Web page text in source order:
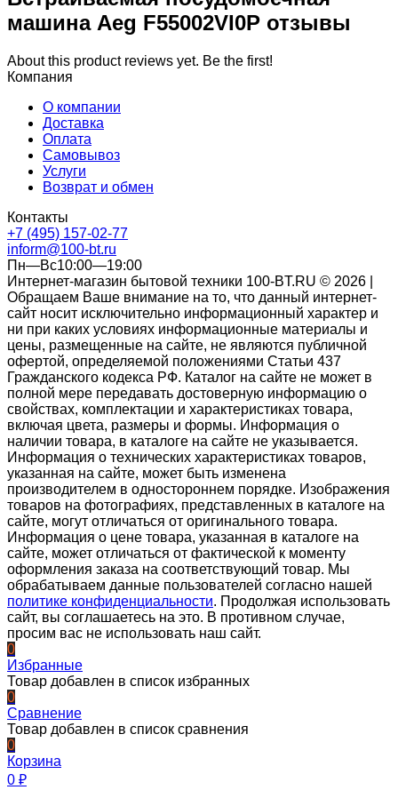
машина Aeg F55002VI0P отзывы
About this product reviews yet. Be the first!
Компания
О компании
Доставка
Оплата
Самовывоз
Услуги
Возврат и обмен
Контакты
+7 (495) 157-02-77
inform@100-bt.ru
Пн—Вс10:00—19:00
Интернет-магазин бытовой техники 100-BT.RU © 2026 |
Обращаем Ваше внимание на то, что данный интернет-
сайт носит исключительно информационный характер и
ни при каких условиях информационные материалы и
цены, размещенные на сайте, не являются публичной
офертой, определяемой положениями Статьи 437
Гражданского кодекса РФ. Каталог на сайте не может в
полной мере передавать достоверную информацию о
свойствах, комплектации и характеристиках товара,
включая цвета, размеры и формы. Информация о
наличии товара, в каталоге на сайте не указывается.
Информация о технических характеристиках товаров,
указанная на сайте, может быть изменена
производителем в одностороннем порядке. Изображения
товаров на фотографиях, представленных в каталоге на
сайте, могут отличаться от оригинального товара.
Информация о цене товара, указанная в каталоге на
сайте, может отличаться от фактической к моменту
оформления заказа на соответствующий товар. Мы
обрабатываем данные пользователей согласно нашей
политике конфиденциальности. Продолжая использовать
сайт, вы соглашаетесь на это. В противном случае,
просим вас не использовать наш сайт.
0
Избранные
Товар добавлен в список избранных
0
Сравнение
Товар добавлен в список сравнения
0
Корзина
0 ₽